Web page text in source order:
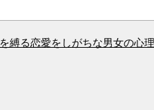
縛る恋愛をしがちな男女の心